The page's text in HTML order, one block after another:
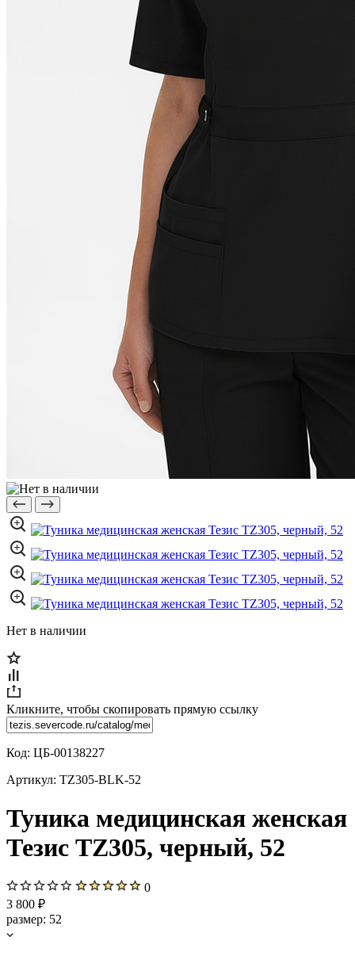
Нет в наличии
Кликните, чтобы скопировать прямую ссылку
Код: ЦБ-00138227
Артикул: TZ305-BLK-52
Туника медицинская женская
Тезис TZ305, черный, 52
0
3 800 ₽
размер: 52